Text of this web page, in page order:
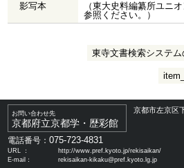
影写本
（東大史料編纂所ユニ
参照ください。）
東寺文書検索システ
お問い合わせ先
京都府立京都学・歴彩館
京都市左京区
電話番号：075-723-4831
URL ：
http://www.pref.kyoto.jp/rekisaikan/
E-mail：
rekisaikan-kikaku@pref.kyoto.lg.jp